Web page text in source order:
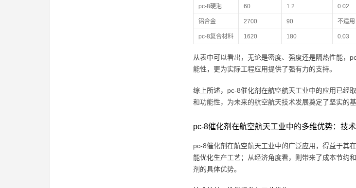
pc-8硬泡 60 1.2 0.02
铝合金 2700 90 不适用
pc-8复合材料 1620 180 0.03
从表中可以看出，无论是密度、强度还是隔热性能，
能性，更为实际工程应用提供了强有力的支持。
综上所述，pc-8催化剂在航空航天工业中的应用已经
和功能性，为未来的航空航天技术发展奠定了坚实的基
pc-8催化剂在航空航天工业中的多维优势：技
pc-8催化剂在航空航天工业中的广泛应用，得益于其
能优化生产工艺；从经济角度看，则带来了成本节约
剂的具体优势。